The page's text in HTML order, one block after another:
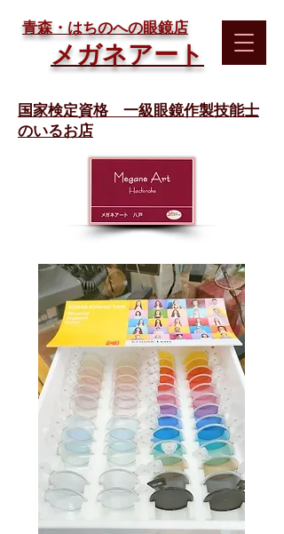
​青森・はちのへの眼鏡店
メガネアート
国家検定資格 一級眼鏡作製技能士
のいるお店